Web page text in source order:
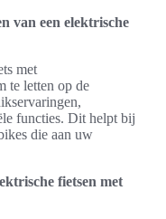
van een elektrische
met
te letten op de
functies. Dit helpt bij
die aan uw
fietsen met